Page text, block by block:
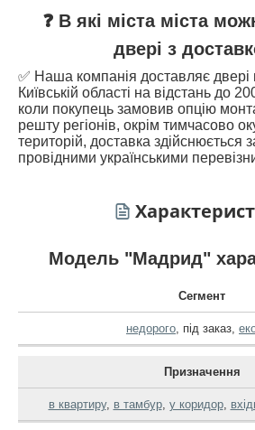
❓ В які міста міста
двері з
✅ Наша компанія доставляє двері
Київській області на відстань до
коли покупець замовив опцію
решту регіонів, окрім тимчасово
територій, доставка здійснюється
провідними українськими
Модель "Мадрид"
Сегмент
недорого під заказ
Призначення
в квартиру, в тамбур, у коридор,